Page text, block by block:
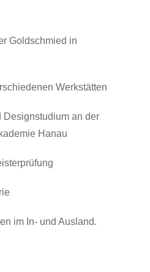
Goldschmied in
Werkstätten
an der
Hanau
im In- und Ausland.